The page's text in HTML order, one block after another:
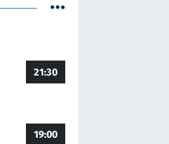
21:30
19:00